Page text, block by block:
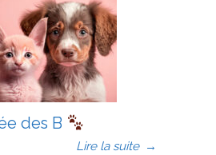
des B
Lire la suite →